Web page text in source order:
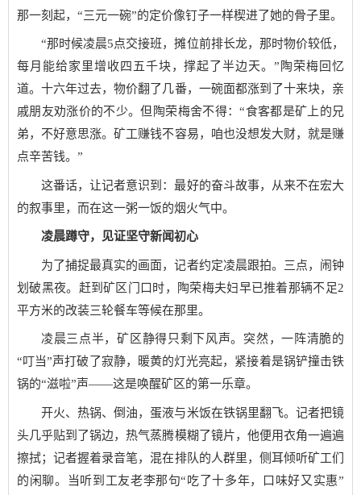
那一刻起，“三元一碗”的定价像钉子一样楔进了她的骨子里。
“那时候凌晨5点交接班，摊位前排长龙，那时物价较低，
每月能给家里增收四五千块，撑起了半边天。”陶荣梅回忆
道。十六年过去，物价翻了几番，一碗面都涨到了十来块，亲
戚朋友劝涨价的不少。但陶荣梅舍不得：“食客都是矿上的兄
弟，不好意思涨。矿工赚钱不容易，咱也没想发大财，就是赚
点辛苦钱。”
这番话，让记者意识到：最好的奋斗故事，从来不在宏大
的叙事里，而在这一粥一饭的烟火气中。
凌晨蹲守，见证坚守新闻初心
为了捕捉最真实的画面，记者约定凌晨跟拍。三点，闹钟
划破黑夜。赶到矿区门口时，陶荣梅夫妇早已推着那辆不足2
平方米的改装三轮餐车等候在那里。
凌晨三点半，矿区静得只剩下风声。突然，一阵清脆的
“叮当”声打破了寂静，暖黄的灯光亮起，紧接着是锅铲撞击铁
锅的“滋啦”声——这是唤醒矿区的第一乐章。
开火、热锅、倒油，蛋液与米饭在铁锅里翻飞。记者把镜
头几乎贴到了锅边，热气蒸腾模糊了镜片，他便用衣角一遍遍
擦拭；记者握着录音笔，混在排队的人群里，侧耳倾听矿工们
的闲聊。当听到工友老李那句“吃了十多年，口味好又实惠”